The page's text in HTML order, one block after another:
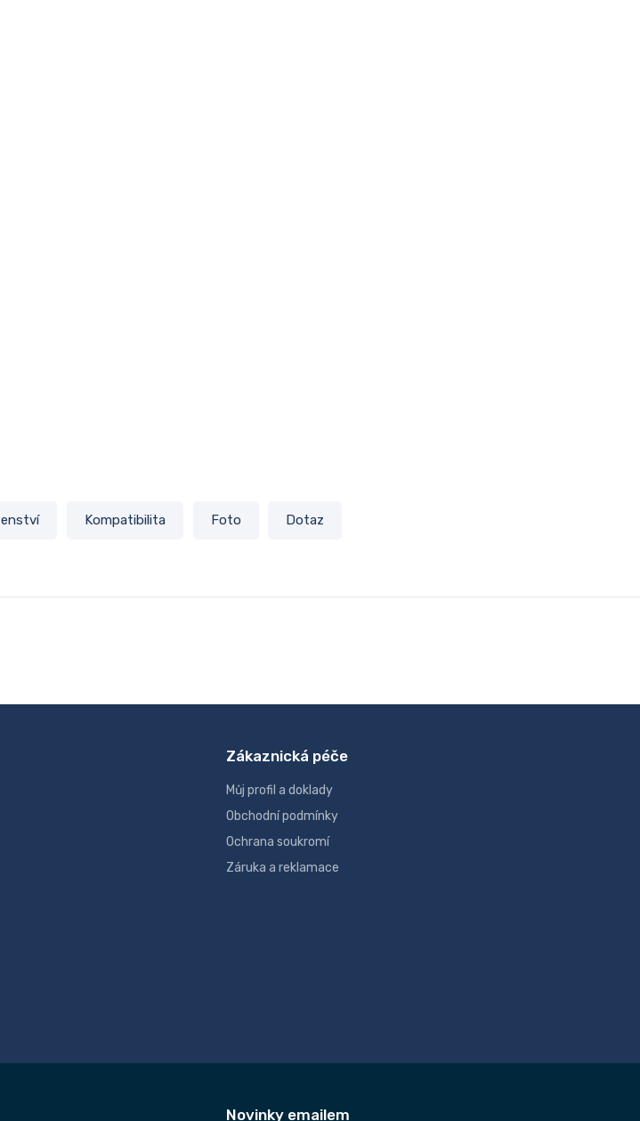
Kompatibilita Foto Dotaz
Zákaznická péče
Můj profil a doklady
Obchodní podmínky
Ochrana soukromí
Záruka a reklamace
Novinky emailem